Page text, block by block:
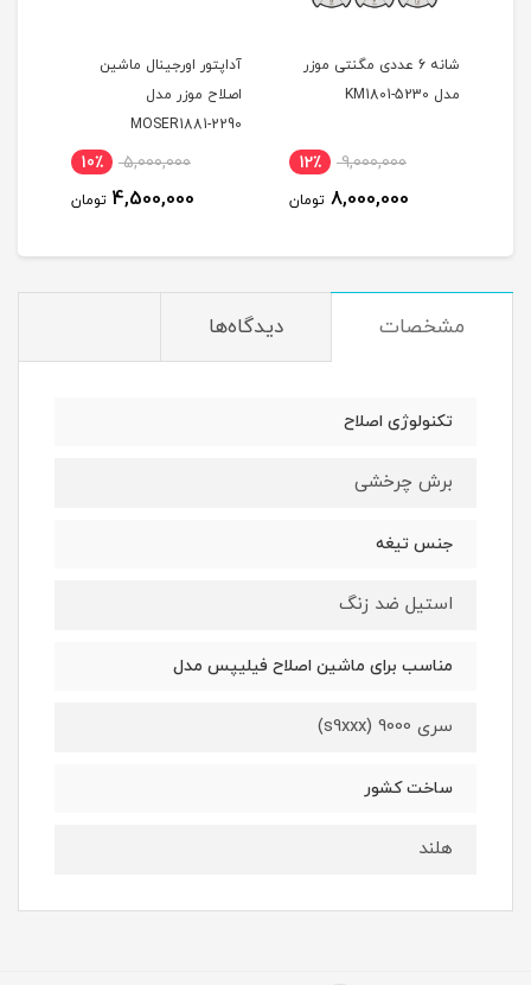
شانه 6 عددی مگنتی موزر
مدل KM1801-5230
9,000,000 12٪
8,000,000 تومان
آداپتور اورجینال ماشین
اصلاح موزر مدل
MOSER1881-2290
5,000,000 10٪
4,500,000 تومان
مشخصات دیدگاه‌ها
تکنولوژی اصلاح
برش چرخشی
جنس تیغه
استیل ضد زنگ
مناسب برای ماشین اصلاح فیلیپس مدل
سری 9000 (s9xxx)
ساخت کشور
هلند